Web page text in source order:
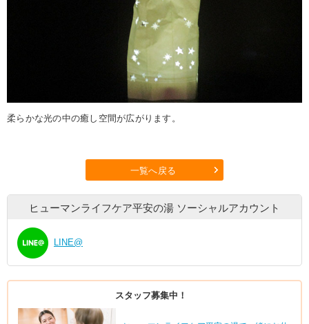
柔らかな光の中の癒し空間が広がります。
一覧へ戻る
ヒューマンライフケア平安の湯 ソーシャルアカウント
LINE@
スタッフ募集中！